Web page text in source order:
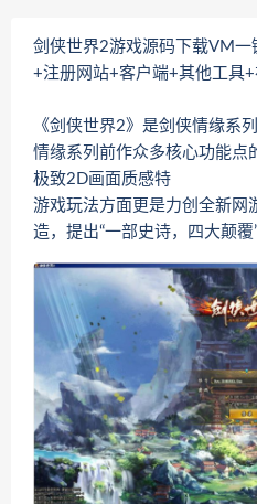
剑侠世界2游戏源码下载VM
+注册网站+客户端+其他工具
《剑侠世界2》是剑侠情缘系
情缘系列前作众多核心功能点
极致2D画面质感特
游戏玩法方面更是力创全新网
造，提出“一部史诗，四大颠覆